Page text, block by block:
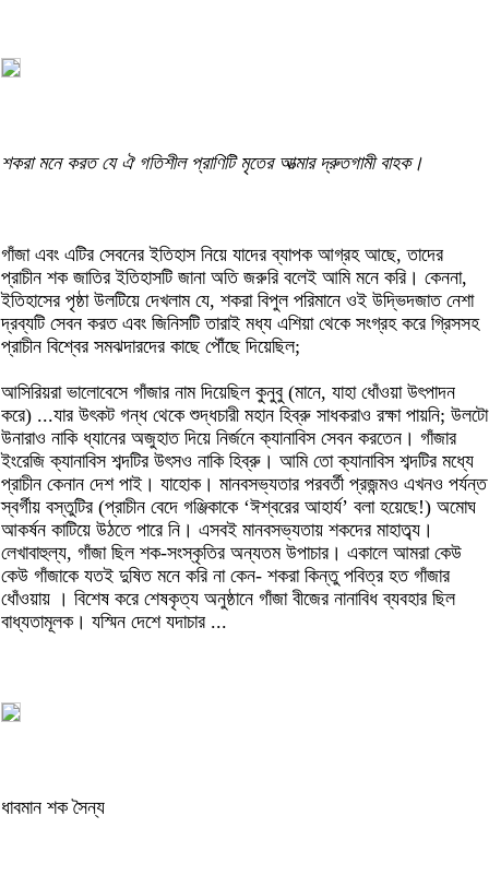
শকরা মনে করত যে ঐ গতিশীল প্রাণিটি মৃতের আত্মার দ্রুতগামী বাহক।
গাঁজা এবং এটির সেবনের ইতিহাস নিয়ে যাদের ব্যাপক আগ্রহ আছে, তাদের
প্রাচীন শক জাতির ইতিহাসটি জানা অতি জরুরি বলেই আমি মনে করি। কেননা,
ইতিহাসের পৃষ্ঠা উলটিয়ে দেখলাম যে, শকরা বিপুল পরিমানে ওই উদ্ভিদজাত নেশা
দ্রব্যটি সেবন করত এবং জিনিসটি তারাই মধ্য এশিয়া থেকে সংগ্রহ করে গ্রিসসহ
প্রাচীন বিশ্বের সমঝদারদের কাছে পৌঁছে দিয়েছিল;
আসিরিয়রা ভালোবেসে গাঁজার নাম দিয়েছিল কুনুবু (মানে, যাহা ধোঁওয়া উৎপাদন
করে) ...যার উৎকট গন্ধ থেকে শুদ্ধচারী মহান হিব্রু সাধকরাও রক্ষা পায়নি; উলটো
উনারাও নাকি ধ্যানের অজুহাত দিয়ে নির্জনে ক্যানাবিস সেবন করতেন। গাঁজার
ইংরেজি ক্যানাবিস শব্দটির উৎসও নাকি হিব্রু। আমি তো ক্যানাবিস শব্দটির মধ্যে
প্রাচীন কেনান দেশ পাই। যাহোক। মানবসভ্যতার পরবর্তী প্রজন্মও এখনও পর্যন্ত
স্বর্গীয় বস্তুটির (প্রাচীন বেদে গঞ্জিকাকে ‘ঈশ্বরের আহার্য’ বলা হয়েছে!) অমোঘ
আকর্ষন কাটিয়ে উঠতে পারে নি। এসবই মানবসভ্যতায় শকদের মাহাত্ব্য।
লেখাবাহুল্য, গাঁজা ছিল শক-সংস্কৃতির অন্যতম উপাচার। একালে আমরা কেউ
কেউ গাঁজাকে যতই দুষিত মনে করি না কেন- শকরা কিন্তু পবিত্র হত গাঁজার
ধোঁওয়ায় । বিশেষ করে শেষকৃত্য অনুষ্ঠানে গাঁজা বীজের নানাবিধ ব্যবহার ছিল
বাধ্যতামূলক। যস্মিন দেশে যদাচার ...
ধাবমান শক সৈন্য